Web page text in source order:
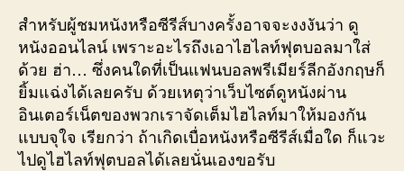
สำหรับผู้ชมหนังหรือซีรีส์บางครั้งอาจจะงงงันว่า ดู
หนังออนไลน์ เพราะอะไรถึงเอาไฮไลท์ฟุตบอลมาใส่
ด้วย ฮ่า… ซึ่งคนใดที่เป็นแฟนบอลพรีเมียร์ลีกอังกฤษก็
ยิ้มแฉ่งได้เลยครับ ด้วยเหตุว่าเว็บไซต์ดูหนังผ่าน
อินเตอร์เน็ตของพวกเราจัดเต็มไฮไลท์มาให้มองกัน
แบบจุใจ เรียกว่า ถ้าเกิดเบื่อหนังหรือซีรีส์เมื่อใด ก็แวะ
ไปดูไฮไลท์ฟุตบอลได้เลยนั่นเองขอรับ